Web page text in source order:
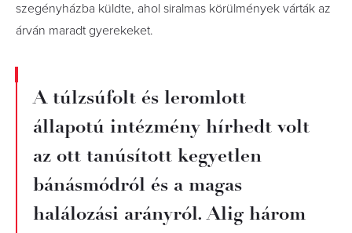
szegényházba küldte, ahol siralmas körülmények várták az
árván maradt gyerekeket.
A túlzsúfolt és leromlott
állapotú intézmény hírhedt volt
az ott tanúsított kegyetlen
bánásmódról és a magas
halálozási arányról. Alig három